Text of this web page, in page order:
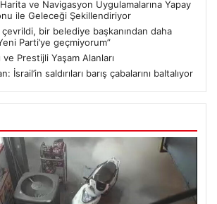
ve Navigasyon Uygulamalarına Yapay
ile Geleceği Şekillendiriyor
çevrildi, bir belediye başkanından daha
Parti’ye geçmiyorum”
Prestijli Yaşam Alanları
İsrail’in saldırıları barış çabalarını baltalıyor